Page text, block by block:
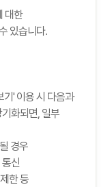
대한
있습니다.
기' 이용 시 다음과
화되면, 일부
경우
신
한 등